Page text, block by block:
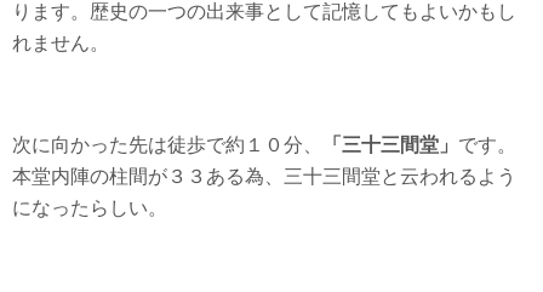
ります。歴史の一つの出来事として記憶してもよいかもし
れません。
次に向かった先は徒歩で約１０分、 「三十三間堂」 です。
本堂内陣の柱間が３３ある為、三十三間堂と云われるよう
になったらしい。